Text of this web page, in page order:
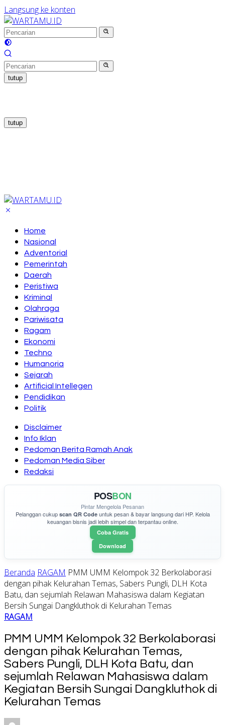
Langsung ke konten
tutup
tutup
Home
Nasional
Adventorial
Pemerintah
Daerah
Peristiwa
Kriminal
Olahraga
Pariwisata
Ragam
Ekonomi
Techno
Humanoria
Sejarah
Artificial Intellegen
Pendidikan
Politik
Disclaimer
Info Iklan
Pedoman Berita Ramah Anak
Pedoman Media Siber
Redaksi
POSBON
Pintar Mengelola Pesanan
Pelanggan cukup scan QR Codeuntuk pesan & bayar langsung dari HP. Kelola
keuangan bisnis jadi lebih simpel dan terpantau online.
Coba Gratis
Download
Beranda RAGAM PMM UMM Kelompok 32 Berkolaborasi
dengan pihak Kelurahan Temas, Sabers Pungli, DLH Kota
Batu, dan sejumlah Relawan Mahasiswa dalam Kegiatan
Bersih Sungai Dangkluthok di Kelurahan Temas
RAGAM
PMM UMM Kelompok 32 Berkolaborasi
dengan pihak Kelurahan Temas,
Sabers Pungli, DLH Kota Batu, dan
sejumlah Relawan Mahasiswa dalam
Kegiatan Bersih Sungai Dangkluthok di
Kelurahan Temas